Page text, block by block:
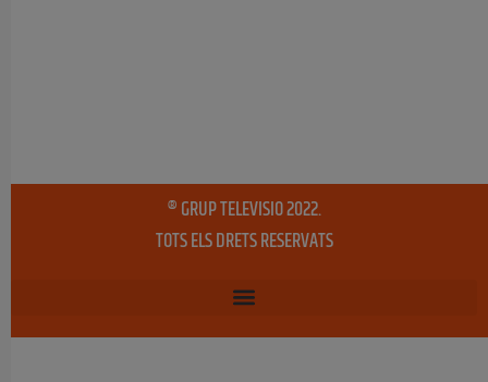
® GRUP TELEVISIO 2022.
TOTS ELS DRETS RESERVATS